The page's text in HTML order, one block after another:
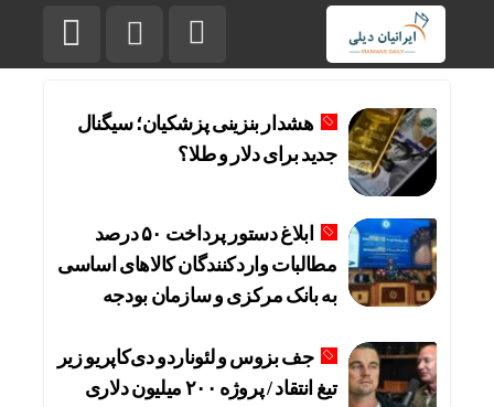
هشدار بنزینی پزشکیان؛ سیگنال
جدید برای دلار و طلا؟
ابلاغ دستور پرداخت ۵۰ درصد
مطالبات واردکنندگان کالاهای اساسی
به بانک مرکزی و سازمان بودجه
جف بزوس و لئوناردو دی‌کاپریو زیر
تیغ انتقاد / پروژه ۲۰۰ میلیون دلاری